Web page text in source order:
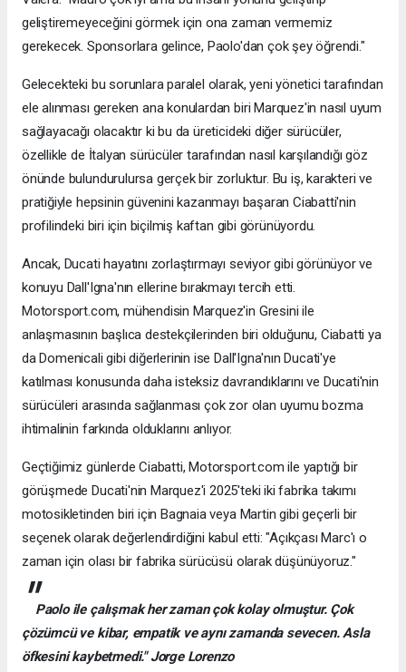
geliştiremeyeceğini görmek için ona zaman vermemiz
gerekecek. Sponsorlara gelince, Paolo'dan çok şey öğrendi."
Gelecekteki bu sorunlara paralel olarak, yeni yönetici tarafından
ele alınması gereken ana konulardan biri Marquez'in nasıl uyum
sağlayacağı olacaktır ki bu da üreticideki diğer sürücüler,
özellikle de İtalyan sürücüler tarafından nasıl karşılandığı göz
önünde bulundurulursa gerçek bir zorluktur. Bu iş, karakteri ve
pratiğiyle hepsinin güvenini kazanmayı başaran Ciabatti'nin
profilindeki biri için biçilmiş kaftan gibi görünüyordu.
Ancak, Ducati hayatını zorlaştırmayı seviyor gibi görünüyor ve
konuyu Dall'Igna'nın ellerine bırakmayı tercih etti.
Motorsport.com, mühendisin Marquez'in Gresini ile
anlaşmasının başlıca destekçilerinden biri olduğunu, Ciabatti ya
da Domenicali gibi diğerlerinin ise Dall'Igna'nın Ducati'ye
katılması konusunda daha isteksiz davrandıklarını ve Ducati'nin
sürücüleri arasında sağlanması çok zor olan uyumu bozma
ihtimalinin farkında olduklarını anlıyor.
Geçtiğimiz günlerde Ciabatti, Motorsport.com ile yaptığı bir
görüşmede Ducati'nin Marquez'i 2025'teki iki fabrika takımı
motosikletinden biri için Bagnaia veya Martin gibi geçerli bir
seçenek olarak değerlendirdiğini kabul etti: "Açıkçası Marc'ı o
zaman için olası bir fabrika sürücüsü olarak düşünüyoruz."
"Paolo ile çalışmak her zaman çok kolay olmuştur. Çok
çözümcü ve kibar, empatik ve aynı zamanda sevecen.Asla
öfkesini kaybetmedi." Jorge Lorenzo